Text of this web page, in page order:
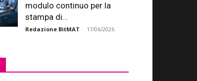
modulo continuo per la
stampa di...
Redazione BitMAT - 17/06/2026